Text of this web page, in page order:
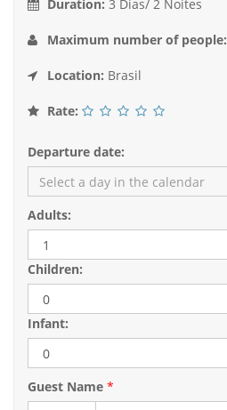
Duration: 3 Dias/ 2 Noites
Maximum number of people:
Location: Brasil
Rate:
Departure date:
Adults:
Children:
Infant:
Guest Name *